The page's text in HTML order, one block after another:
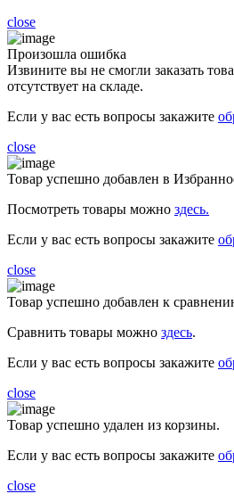
close
Произошла ошибка
Извините вы не смогли заказать
отсутствует на складе.
Если у вас есть вопросы закажите
close
Товар успешно добавлен в
Посмотреть товары можно здесь.
Если у вас есть вопросы закажите
close
Товар успешно добавлен к
Сравнить товары можно здесь.
Если у вас есть вопросы закажите
close
Товар успешно удален из корзины.
Если у вас есть вопросы закажите
close